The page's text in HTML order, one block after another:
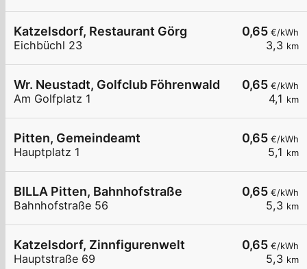
0,65 €/kWh
3,3 km
Katzelsdorf, Restaurant Görg
Eichbüchl 23
0,65 €/kWh
4,1 km
Wr. Neustadt, Golfclub Föhrenwald
Am Golfplatz 1
0,65 €/kWh
5,1 km
Pitten, Gemeindeamt
Hauptplatz 1
0,65 €/kWh
5,3 km
BILLA Pitten, Bahnhofstraße
Bahnhofstraße 56
0,65 €/kWh
5,3 km
Katzelsdorf, Zinnfigurenwelt
Hauptstraße 69